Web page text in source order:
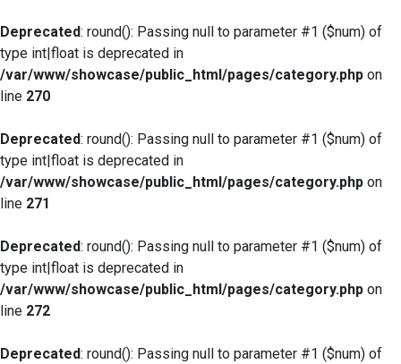
Deprecated: round(): Passing null to parameter #1 ($num) of
type int|float is deprecated in
/var/www/showcase/public_html/pages/category.php on
line 270
Deprecated: round(): Passing null to parameter #1 ($num) of
type int|float is deprecated in
/var/www/showcase/public_html/pages/category.php on
line 271
Deprecated: round(): Passing null to parameter #1 ($num) of
type int|float is deprecated in
/var/www/showcase/public_html/pages/category.php on
line 272
Deprecated: round(): Passing null to parameter #1 ($num) of